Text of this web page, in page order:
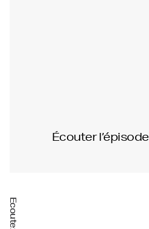
Écouter l’épisode